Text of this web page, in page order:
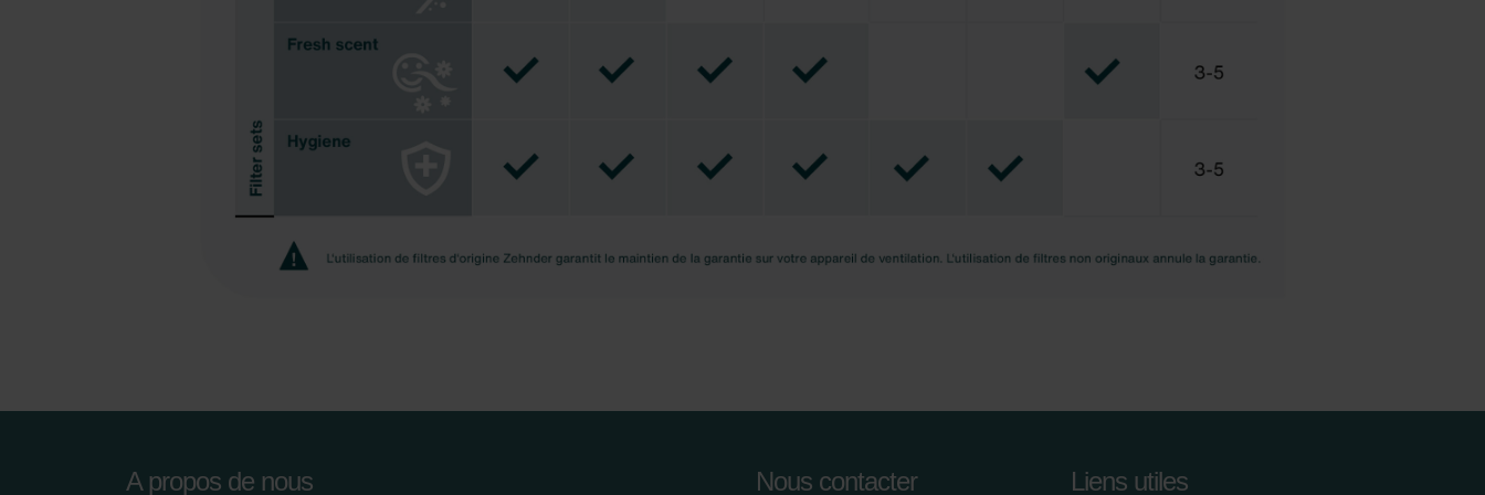
Zehnder Group België nv/sa: Déclarations de confidentialité
Zehnder Group Czech Republic s.r.o.: Zásady ochrany osobních údajů
Zehnder Group Ibérica SAU: Política de privacidad
Zehnder Group Italia S.r.l.: Privacy
Zehnder Group Nederland bv: Privacyverklaringen
Zehnder Group Sales International: Privacy Policy
Zehnder Group Schweiz AG: Datenschutz
A propos de nous Nous contacter Liens utiles